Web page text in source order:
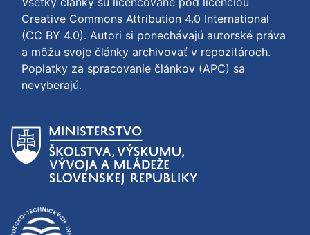
Creative Commons Attribution 4.0 International
(CC BY 4.0). Autori si ponechávajú autorské práva
a môžu svoje články archivovať v repozitároch.
Poplatky za spracovanie článkov (APC) sa
nevyberajú.